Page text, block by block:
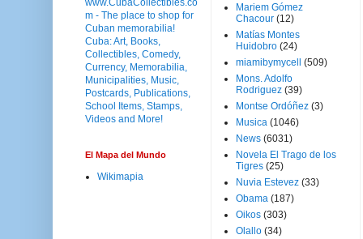
El Mapa del Mundo
Wikimapia
Mariem Gómez
Chacour (12)
Matías Montes
Huidobro (24)
miamibymycell
(509)
Mons. Adolfo
Rodriguez (39)
Montse Ordóñez (3)
Musica (1046)
News (6031)
Novela El Trago de los
Tigres (25)
Nuvia Estevez (33)
Obama (187)
Oikos (303)
Olallo (34)